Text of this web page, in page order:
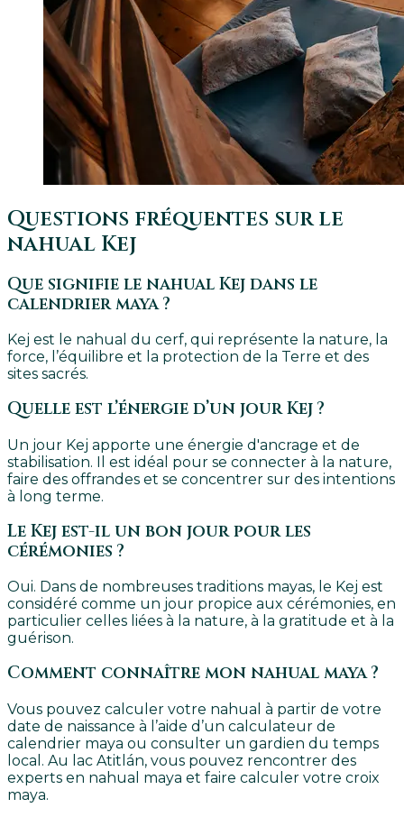
Questions fréquentes sur le
nahual Kej
Que signifie le nahual Kej dans le
calendrier maya ?
Kej est le nahual du cerf, qui représente la nature, la
force, l’équilibre et la protection de la Terre et des
sites sacrés.
Quelle est l’énergie d’un jour Kej ?
Un jour Kej apporte une énergie d'ancrage et de
stabilisation. Il est idéal pour se connecter à la nature,
faire des offrandes et se concentrer sur des intentions
à long terme.
Le Kej est-il un bon jour pour les
cérémonies ?
Oui. Dans de nombreuses traditions mayas, le Kej est
considéré comme un jour propice aux cérémonies, en
particulier celles liées à la nature, à la gratitude et à la
guérison.
Comment connaître mon nahual maya ?
Vous pouvez calculer votre nahual à partir de votre
date de naissance à l’aide d’un calculateur de
calendrier maya ou consulter un gardien du temps
local. Au lac Atitlán, vous pouvez rencontrer des
experts en nahual maya et faire calculer votre croix
maya.